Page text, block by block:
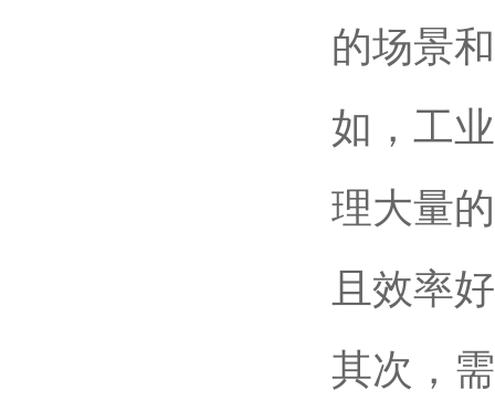
的场景
如，工
理大量
且效率
其次，